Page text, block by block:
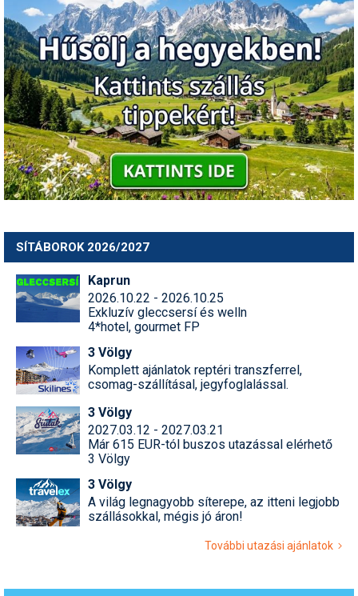
SÍTÁBOROK 2026/2027
Kaprun
2026.10.22 - 2026.10.25
Exkluzív gleccsersí és welln
4*hotel, gourmet FP
3 Völgy
Komplett ajánlatok reptéri transzferrel,
csomag-szállításal, jegyfoglalással.
3 Völgy
2027.03.12 - 2027.03.21
Már 615 EUR-tól buszos utazással elérhető
3 Völgy
3 Völgy
A világ legnagyobb síterepe, az itteni legjobb
szállásokkal, mégis jó áron!
További utazási ajánlatok